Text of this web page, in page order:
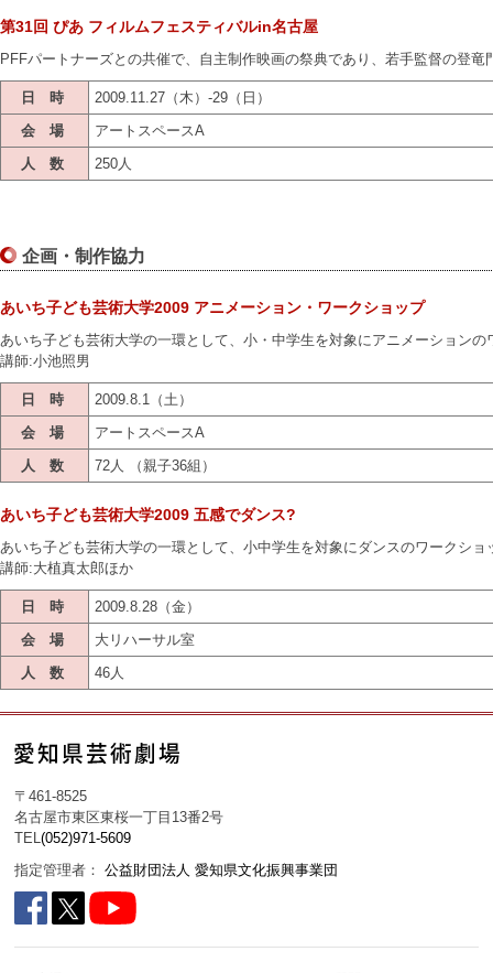
第31回 ぴあ フィルムフェスティバルin名古屋
PFFパートナーズとの共催で、自主制作映画の祭典であり、若手監督の登
日 時
2009.11.27（木）-29（日）
会 場
アートスペースA
人 数
250人
企画・制作協力
あいち子ども芸術大学2009 アニメーション・ワークショップ
あいち子ども芸術大学の一環として、小・中学生を対象にアニメーション
講師:小池照男
日 時
2009.8.1（土）
会 場
アートスペースA
人 数
72人 （親子36組）
あいち子ども芸術大学2009 五感でダンス?
あいち子ども芸術大学の一環として、小中学生を対象にダンスのワークショ
講師:大植真太郎ほか
日 時
2009.8.28（金）
会 場
大リハーサル室
人 数
46人
〒461-8525
名古屋市東区東桜一丁目13番2号
TEL(052)971-5609
指定管理者：公益財団法人 愛知県文化振興事業団